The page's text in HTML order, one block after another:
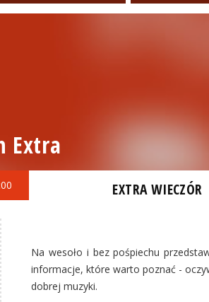
Extra
EXTRA WIECZÓR
Na wesoło i bez pośpiechu
informacje, które warto poznać -
dobrej muzyki.